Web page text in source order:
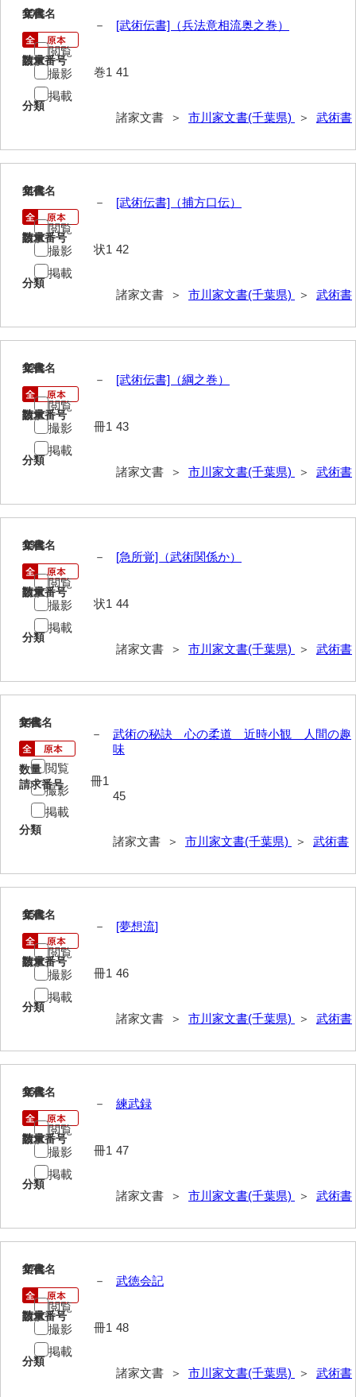
岡藤家文書
小川家文書
小川五郎収集史料
尾崎家文書（防府市）
小沢家文書（阿東町）
小田家文書（柳井市金屋）
小野家文書
梶山家文書
堅田家文書（一般郷土伝来）
堅田家文書（山口市）
片山家文書（阿東町）
片山家文書（美和町）
桂家文書（防府市）
桂家文書（宇部市1）
桂家文書（下関市長府）
桂家文書（大阪市）
金谷家文書
兼田家文書
嘉村家文書
河北家文書
10
文書名
[武術伝書]（兵法意相流奥之巻）
請求番号
41
分類
諸家文書 ＞ 市川家文書(千葉県) ＞ 武術書
年代
－
数量
巻1
閲覧
撮影
掲載
11
文書名
[武術伝書]（捕方口伝）
請求番号
42
分類
諸家文書 ＞ 市川家文書(千葉県) ＞ 武術書
年代
－
数量
状1
閲覧
撮影
掲載
12
文書名
[武術伝書]（綱之巻）
請求番号
43
分類
諸家文書 ＞ 市川家文書(千葉県) ＞ 武術書
年代
－
数量
冊1
閲覧
撮影
掲載
13
文書名
[急所覚]（武術関係か）
請求番号
44
分類
諸家文書 ＞ 市川家文書(千葉県) ＞ 武術書
年代
－
数量
状1
閲覧
撮影
掲載
14
文書名
武術の秘訣 心の柔道 近時小観 人間の趣
味
請求番号
45
分類
諸家文書 ＞ 市川家文書(千葉県) ＞ 武術書
年代
－
数量
冊1
閲覧
撮影
掲載
15
文書名
[夢想流]
請求番号
46
分類
諸家文書 ＞ 市川家文書(千葉県) ＞ 武術書
年代
－
数量
冊1
閲覧
撮影
掲載
16
文書名
練武録
請求番号
47
分類
諸家文書 ＞ 市川家文書(千葉県) ＞ 武術書
年代
－
数量
冊1
閲覧
撮影
掲載
17
文書名
武徳会記
請求番号
48
分類
諸家文書 ＞ 市川家文書(千葉県) ＞ 武術書
年代
－
数量
冊1
閲覧
撮影
掲載